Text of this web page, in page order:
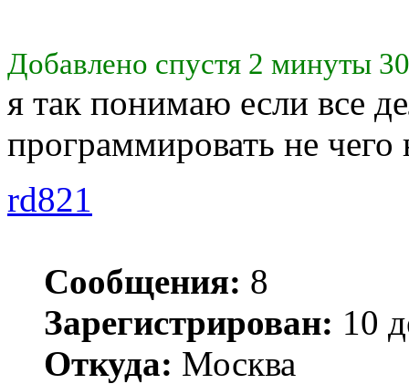
Добавлено спустя 2 минуты
я так понимаю если все
программировать не чего
rd821
Сообщения: 8
Зарегистрирован: 10
Откуда: Москва